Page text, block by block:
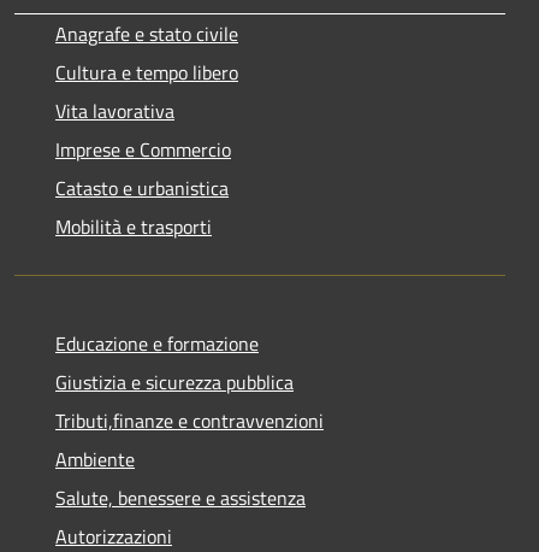
Anagrafe e stato civile
Cultura e tempo libero
Vita lavorativa
Imprese e Commercio
Catasto e urbanistica
Mobilità e trasporti
Educazione e formazione
Giustizia e sicurezza pubblica
Tributi,finanze e contravvenzioni
Ambiente
Salute, benessere e assistenza
Autorizzazioni